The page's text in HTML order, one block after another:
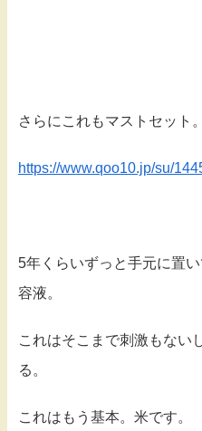
さらにこれもマストセット
https://www.qoo10.jp/su/
5年くらいずっと手元に置
容液。
これはそこまで刺激もない
る。
これはもう基本。米です。